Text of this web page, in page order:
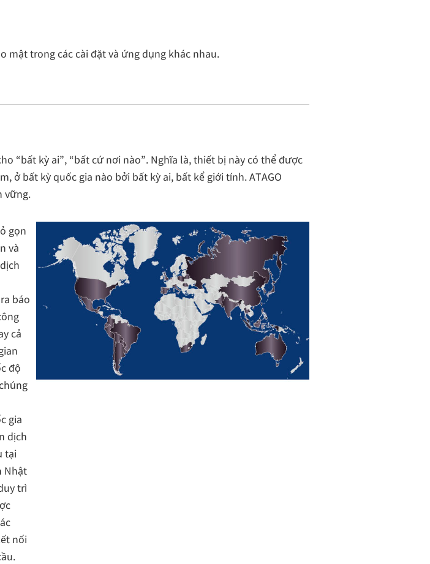
mật trong các cài đặt và ứng dụng khác nhau.
“bất kỳ ai”, “bất cứ nơi nào”. Nghĩa là, thiết bị này có thể được
ở bất kỳ quốc gia nào bởi bất kỳ ai, bất kể giới tính. ATAGO
vững.
gọn
và
báo
cả
độ
gia
dịch
tại
Nhật
trì
nối